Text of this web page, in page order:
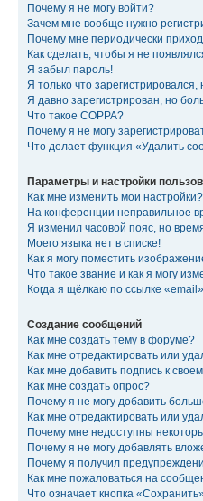
Почему я не могу войти?
Зачем мне вообще нужно
Почему мне периодически
Как сделать, чтобы я не
Я забыл пароль!
Я только что зарегистрировался,
Я давно зарегистрирован, но
Что такое COPPA?
Почему я не могу
Что делает функция «Удалить
Параметры и настройки
Как мне изменить мои настройки?
На конференции неправильное
Я изменил часовой пояс, но
Моего языка нет в списке!
Как я могу поместить
Что такое звание и как я могу
Когда я щёлкаю по ссылке
Создание сообщений
Как мне создать тему в форуме?
Как мне отредактировать или
Как мне добавить подпись к
Как мне создать опрос?
Почему я не могу добавить
Как мне отредактировать или
Почему мне недоступны
Почему я не могу добавлять
Почему я получил
Как мне пожаловаться на
Что означает кнопка